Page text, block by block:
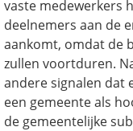
vaste medewerkers
deelnemers aan de
aankomt, omdat de
zullen voortduren.
andere signalen dat
een gemeente als
de gemeentelijke